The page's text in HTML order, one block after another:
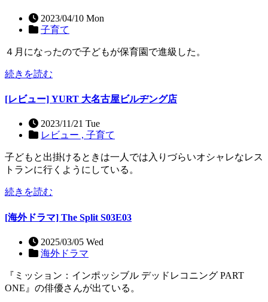
2023/04/10 Mon
子育て
４月になったので子どもが保育園で進級した。
続きを読む
[レビュー] YURT 大名古屋ビルヂング店
2023/11/21 Tue
レビュー , 子育て
子どもと出掛けるときは一人では入りづらいオシャレなレス
トランに行くようにしている。
続きを読む
[海外ドラマ] The Split S03E03
2025/03/05 Wed
海外ドラマ
『ミッション：インポッシブル デッドレコニング PART
ONE』の俳優さんが出ている。